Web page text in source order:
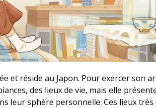
et réside au Japon. Pour exercer son
des lieux de vie, mais elle
leur sphère personnelle. Ces lieux très